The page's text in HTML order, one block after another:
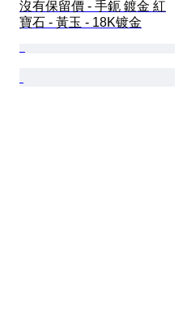
沒有保留價 - 手鈪 鍍金 紅
寶石 - 黃玉 - 18K镀金